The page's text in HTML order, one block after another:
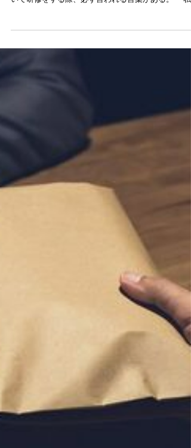
日本における各国スパイ活動の実態
いて研修をする際、必ず言われる言葉がある。 「私
く。スパイは存在し、皆さんの生活に極めて近い距
にいる。...